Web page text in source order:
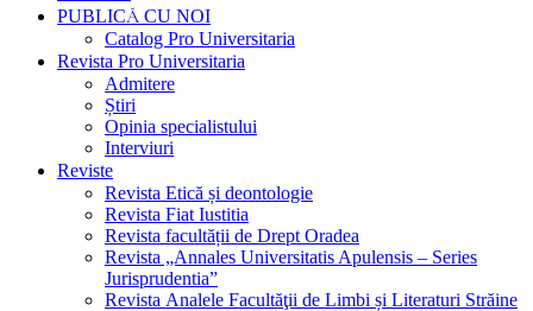
PUBLICĂ CU NOI
Catalog Pro Universitaria
Revista Pro Universitaria
Admitere
Știri
Opinia specialistului
Interviuri
Reviste
Revista Etică și deontologie
Revista Fiat Iustitia
Revista facultății de Drept Oradea
Revista „Annales Universitatis Apulensis – Series
Jurisprudentia”
Revista Analele Facultăţii de Limbi și Literaturi Străine